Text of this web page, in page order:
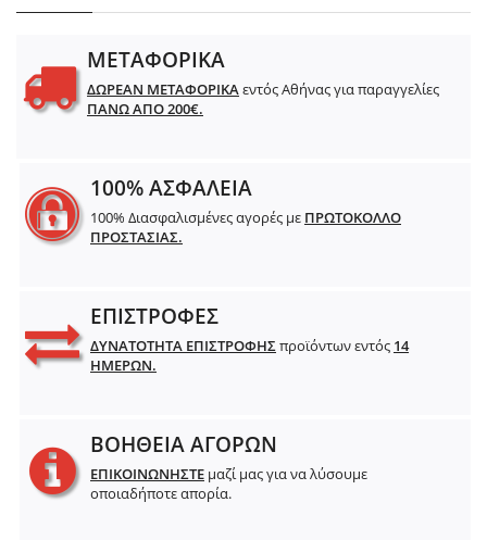
ΜΕΤΑΦΟΡΙΚΑ
ΔΩΡΕΑΝ ΜΕΤΑΦΟΡΙΚΑεντός Αθήνας για παραγγελίες
ΠΑΝΩ ΑΠΟ 200€.
100% ΑΣΦΑΛΕΙΑ
100% Διασφαλισμένες αγορές με ΠΡΩΤΟΚΟΛΛΟ
ΠΡΟΣΤΑΣΙΑΣ.
ΕΠΙΣΤΡΟΦΕΣ
ΔΥΝΑΤΟΤΗΤΑ ΕΠΙΣΤΡΟΦΗΣπροϊόντων εντός 14
ΗΜΕΡΩΝ.
ΒΟΗΘΕΙΑ ΑΓΟΡΩΝ
ΕΠΙΚΟΙΝΩΝΗΣΤΕ μαζί μας για να λύσουμε
οποιαδήποτε απορία.